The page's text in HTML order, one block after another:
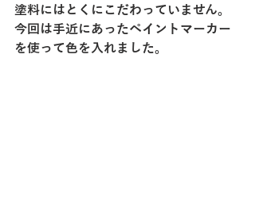
塗料にはとくにこだわっていません。
今回は手近にあったペイントマーカー
を使って色を入れました。